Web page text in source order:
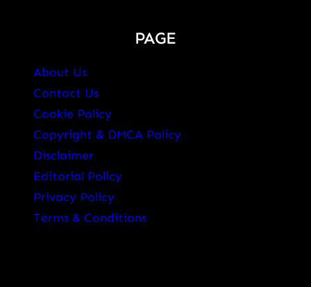
PAGE
About Us
Contact Us
Cookie Policy
Copyright & DMCA Policy
Disclaimer
Editorial Policy
Privacy Policy
Terms & Conditions